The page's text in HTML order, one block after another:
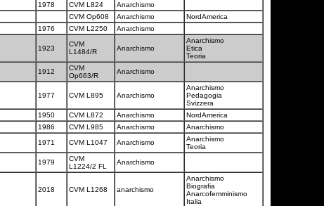
1978 CVM L824
Anarchismo
CVM Op608 Anarchismo
NordAmerica
1976 CVM L2250 Anarchismo
1923
CVM
L1484/R
Anarchismo
Anarchismo
Etica
Teoria
1912
CVM
Op663/R
Anarchismo
1977 CVM L895 Anarchismo
Anarchismo
Pedagogia
Svizzera
1950 CVM L872 Anarchismo
NordAmerica
1986 CVM L985 Anarchismo
Anarchismo
1971 CVM L1047 Anarchismo
Anarchismo
Teoria
1979
CVM
L1224/2 FL
Anarchismo
2018 CVM L1268 anarchismo
Anarchismo
Biografia
Anarcofemminismo
Italia